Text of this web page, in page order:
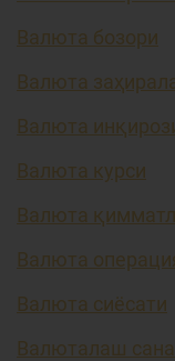
Валюта бозори
Валюта
Валюта
Валюта курси
Валюта
Валюта
Валюта сиёсати
Валюталаш